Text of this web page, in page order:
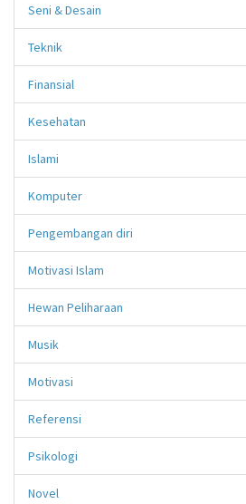
Seni & Desain
Teknik
Finansial
Kesehatan
Islami
Komputer
Pengembangan diri
Motivasi Islam
Hewan Peliharaan
Musik
Motivasi
Referensi
Psikologi
Novel